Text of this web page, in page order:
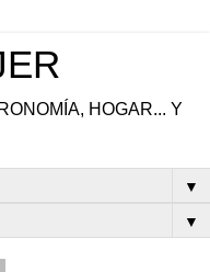
HOGAR... Y
▼
▼